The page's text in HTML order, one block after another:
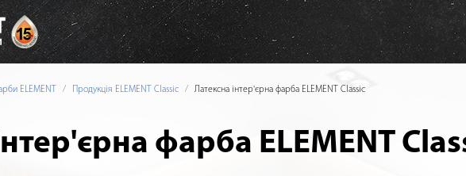
ELEMENT Продукція ELEMENT Classic Латексна інтер'єрна фарба ELEMENT Classic
фарба ELEMENT